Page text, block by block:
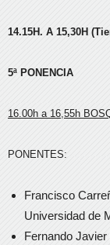
14.15H. A 15,30H
5ª PONENCIA
16.00h a 16,55h
PONENTES:
Francisco
Universidad de
Fernando